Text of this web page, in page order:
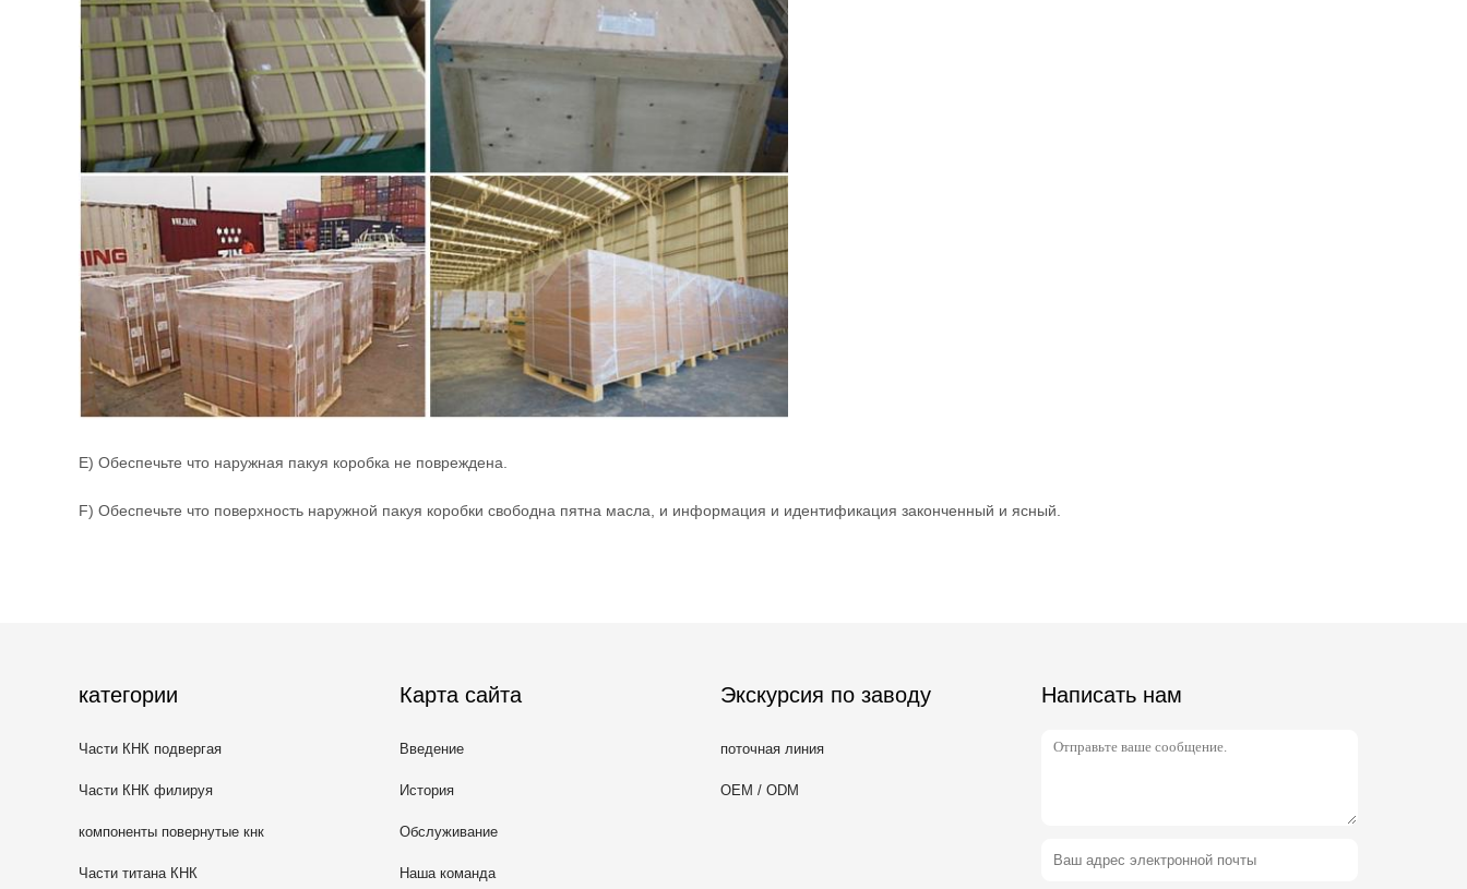
E) Обеспечьте что наружная пакуя коробка не повреждена.
F) Обеспечьте что поверхность наружной пакуя коробки свободна пятна масла, и информация и идентификация законченный и ясный.
категории
Части КНК подвергая
механической обработке
Части КНК филируя
компоненты повернутые кнк
Части титана КНК
Карта сайта
Введение
История
Обслуживание
Наша команда
Экскурсия по заводу
поточная линия
OEM / ODM
Написать нам